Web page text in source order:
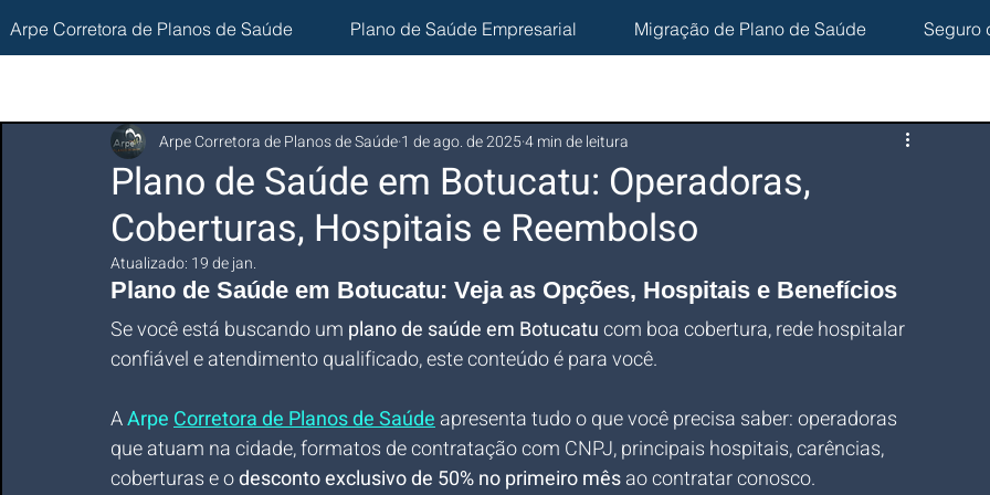
Arpe Corretora de Planos de Saúde Plano de Saúde Empresarial Migração de Plano de Saúde Seguro
Plano de Saúde em Botucatu: Operadoras,
Coberturas, Hospitais e Reembolso
Arpe Corretora de Planos de Saúde1 de ago. de 20254 min de leitura
Atualizado: 19 de jan.
Plano de Saúde em Botucatu: Veja as Opções, Hospitais e Benefícios
Se você está buscando um plano de saúde em Botucatu com boa cobertura, rede hospitalar
confiável e atendimento qualificado, este conteúdo é para você.
A Arpe Corretora de Planos de Saúde apresenta tudo o que você precisa saber: operadoras
que atuam na cidade, formatos de contratação com CNPJ, principais hospitais, carências,
coberturas e o desconto exclusivo de 50% no primeiro mês ao contratar conosco.